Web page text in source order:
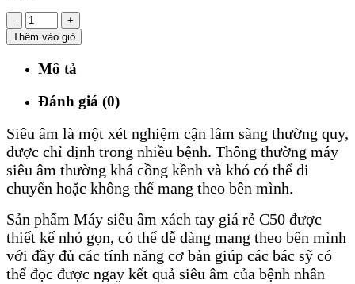
-
+
Thêm vào giỏ
Mô tả
Đánh giá (0)
Siêu âm là một xét nghiệm cận lâm sàng thường quy,
được chỉ định trong nhiều bệnh. Thông thường máy
siêu âm thường khá cồng kềnh và khó có thể di
chuyển hoặc không thể mang theo bên mình.
Sản phẩm Máy siêu âm xách tay giá rẻ C50 được
thiết kế nhỏ gọn, có thể dễ dàng mang theo bên mình
với đầy đủ các tính năng cơ bản giúp các bác sỹ có
thể đọc được ngay kết quả siêu âm của bệnh nhân